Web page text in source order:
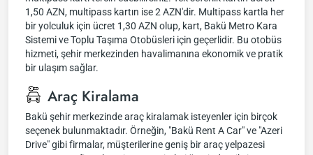
1,50 AZN, multipass kartın ise 2 AZN'dir. Multipass kartla her
bir yolculuk için ücret 1,30 AZN olup, kart, Bakü Metro Kara
Sistemi ve Toplu Taşıma Otobüsleri için geçerlidir. Bu otobüs
hizmeti, şehir merkezinden havalimanına ekonomik ve pratik
bir ulaşım sağlar.
Araç Kiralama
Bakü şehir merkezinde araç kiralamak isteyenler için birçok
seçenek bulunmaktadır. Örneğin, "Bakü Rent A Car" ve "Azeri
Drive" gibi firmalar, müşterilerine geniş bir araç yelpazesi